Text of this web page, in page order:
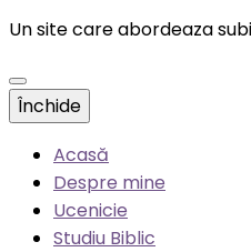
Un site care abordeaza
Închide
Acasă
Despre mine
Ucenicie
Studiu Biblic